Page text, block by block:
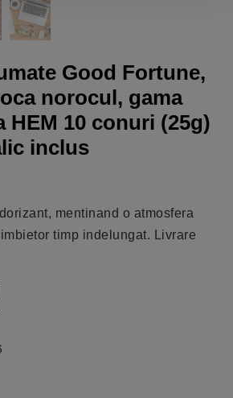
Good Fortune,
norocul, gama
HEM 10 conuri (25g)
inclus
mentinand o atmosfera
timp indelungat. Livrare